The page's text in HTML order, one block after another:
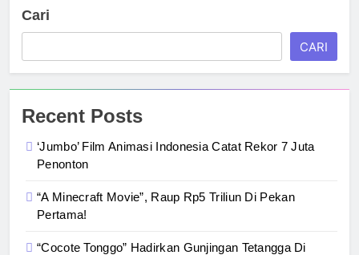
Cari
CARI
Recent Posts
‘Jumbo’ Film Animasi Indonesia Catat Rekor 7 Juta
Penonton
“A Minecraft Movie”, Raup Rp5 Triliun Di Pekan
Pertama!
“Cocote Tonggo” Hadirkan Gunjingan Tetangga Di